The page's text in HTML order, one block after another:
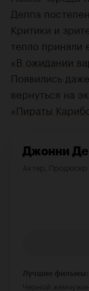
Деппа
Критики и
тепло приняли
«В ожидании
Появились
вернуться на
«Пираты
Джонни